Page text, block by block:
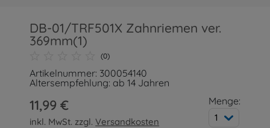
DB-01/TRF501X Zahnriemen ver.
369mm(1)
(0)
Artikelnummer: 300054140
Altersempfehlung: ab 14 Jahren
11,99 €
inkl. MwSt. zzgl.Versandkosten
Menge:
1